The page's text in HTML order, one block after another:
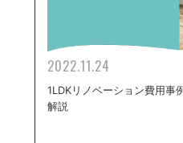
2022.11.24
1LDKリノベーション費用事
解説